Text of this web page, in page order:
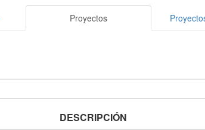
Proyectos
DESCRIPCIÓN